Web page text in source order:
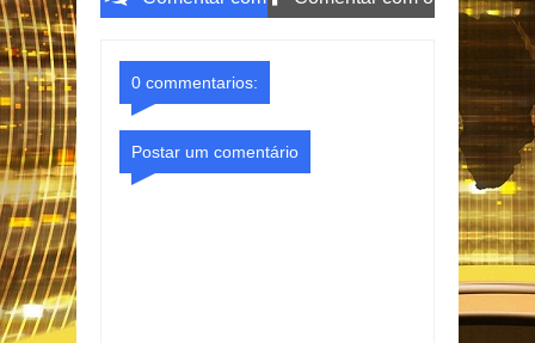
0 commentarios:
Postar um comentário